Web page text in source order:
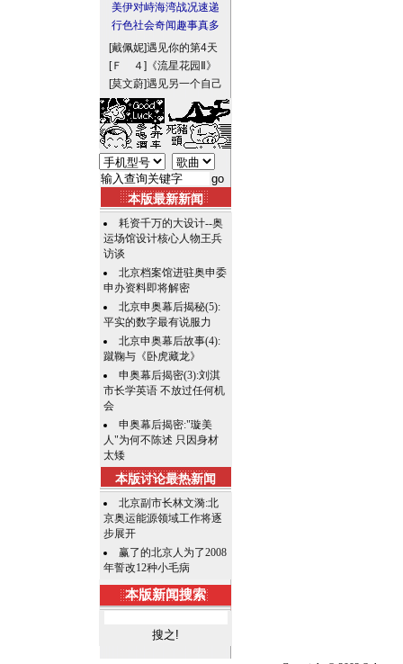
美伊对峙海湾战况速递
行色社会奇闻趣事真多
[戴佩妮]遇见你的第4天
[Ｆ ４] 《流星花园Ⅱ》
[莫文蔚]遇见另一个自己
本版最新新闻
耗资千万的大设计--奥
运场馆设计核心人物王兵
访谈
北京档案馆进驻奥申委
申办资料即将解密
北京申奥幕后揭秘(5):
平实的数字最有说服力
北京申奥幕后故事(4):
蹴鞠与《卧虎藏龙》
申奥幕后揭密(3):刘淇
市长学英语 不放过任何机
会
申奥幕后揭密:"璇美
人"为何不陈述 只因身材
太矮
本版讨论最热新闻
北京副市长林文漪:北
京奥运能源领域工作将逐
步展开
赢了的北京人为了2008
年誓改12种小毛病
本版新闻搜索